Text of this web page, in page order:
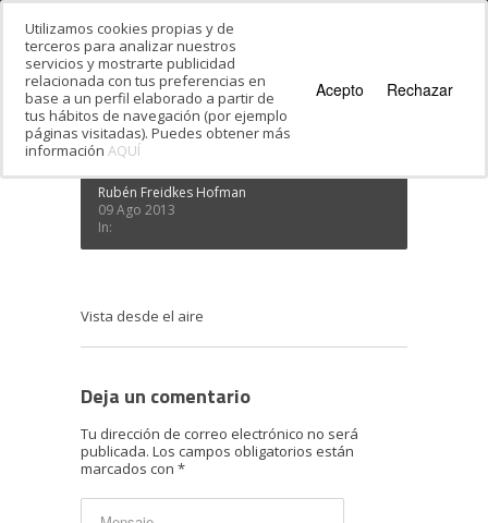
Estás en: Inicio · Viajes organizados a Israel
Vista desde el aire
Vista desde el aire
Rubén Freidkes Hofman
09 Ago 2013
In:
Vista desde el aire
Deja un comentario
Tu dirección de correo electrónico no será
publicada. Los campos obligatorios están
marcados con *
Utilizamos cookies propias y de
terceros para analizar nuestros
servicios y mostrarte publicidad
relacionada con tus preferencias en
base a un perfil elaborado a partir de
tus hábitos de navegación (por ejemplo
páginas visitadas). Puedes obtener más
información AQUÍ
Acepto Rechazar